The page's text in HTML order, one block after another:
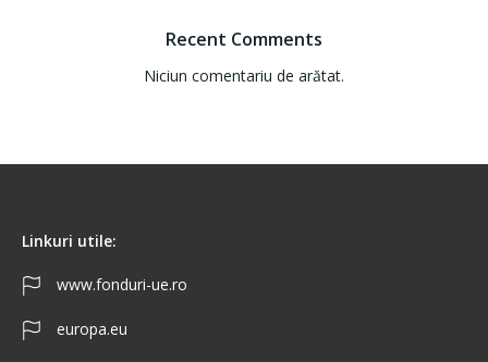
Recent Comments
Niciun comentariu de arătat.
Linkuri utile:
www.fonduri-ue.ro
europa.eu